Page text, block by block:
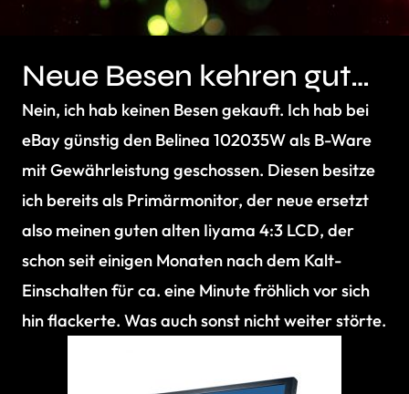
Neue Besen kehren gut…
Nein, ich hab keinen Besen gekauft. Ich hab bei
eBay günstig den Belinea 102035W als B-Ware
mit Gewährleistung geschossen. Diesen besitze
ich bereits als Primärmonitor, der neue ersetzt
also meinen guten alten Iiyama 4:3 LCD, der
schon seit einigen Monaten nach dem Kalt-
Einschalten für ca. eine Minute fröhlich vor sich
hin flackerte. Was auch sonst nicht weiter störte.